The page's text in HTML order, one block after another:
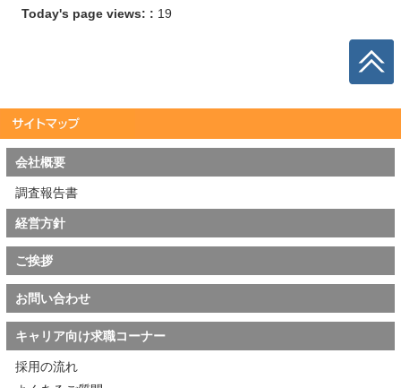
Today's page views: : 19
会社概要
調査報告書
経営方針
ご挨拶
お問い合わせ
キャリア向け求職コーナー
採用の流れ